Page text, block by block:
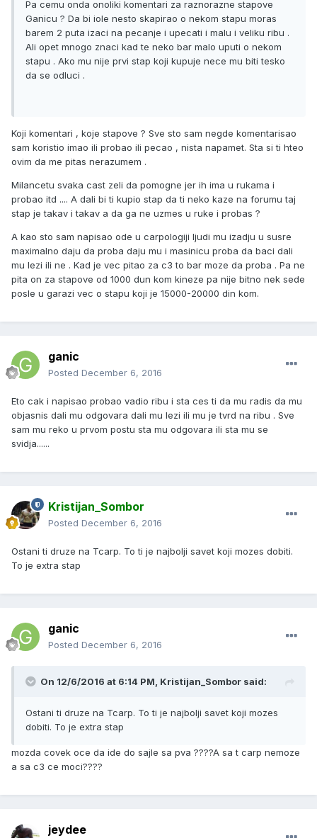
Pa cemu onda onoliki komentari za raznorazne stapove
Ganicu ? Da bi iole nesto skapirao o nekom stapu moras
barem 2 puta izaci na pecanje i upecati i malu i veliku ribu .
Ali opet mnogo znaci kad te neko bar malo uputi o nekom
stapu . Ako mu nije prvi stap koji kupuje nece mu biti tesko
da se odluci .
Koji komentari , koje stapove ? Sve sto sam negde komentarisao
sam koristio imao ili probao ili pecao , nista napamet. Sta si ti hteo
ovim da me pitas nerazumem .
Milancetu svaka cast zeli da pomogne jer ih ima u rukama i
probao itd .... A dali bi ti kupio stap da ti neko kaze na forumu taj
stap je takav i takav a da ga ne uzmes u ruke i probas ?
A kao sto sam napisao ode u carpologiji ljudi mu izadju u susre
maximalno daju da proba daju mu i masinicu proba da baci dali
mu lezi ili ne . Kad je vec pitao za c3 to bar moze da proba . Pa ne
pita on za stapove od 1000 dun kom kineze pa nije bitno nek sede
posle u garazi vec o stapu koji je 15000-20000 din kom.
ganic
Posted December 6, 2016
Eto cak i napisao probao vadio ribu i sta ces ti da mu radis da mu
objasnis dali mu odgovara dali mu lezi ili mu je tvrd na ribu . Sve
sam mu reko u prvom postu sta mu odgovara ili sta mu se
svidja......
Kristijan_Sombor
Posted December 6, 2016
Ostani ti druze na Tcarp. To ti je najbolji savet koji mozes dobiti.
To je extra stap
ganic
Posted December 6, 2016
On 12/6/2016 at 6:14 PM, Kristijan_Sombor said:
Ostani ti druze na Tcarp. To ti je najbolji savet koji mozes
dobiti. To je extra stap
mozda covek oce da ide do sajle sa pva ????A sa t carp nemoze
a sa c3 ce moci????
jeydee